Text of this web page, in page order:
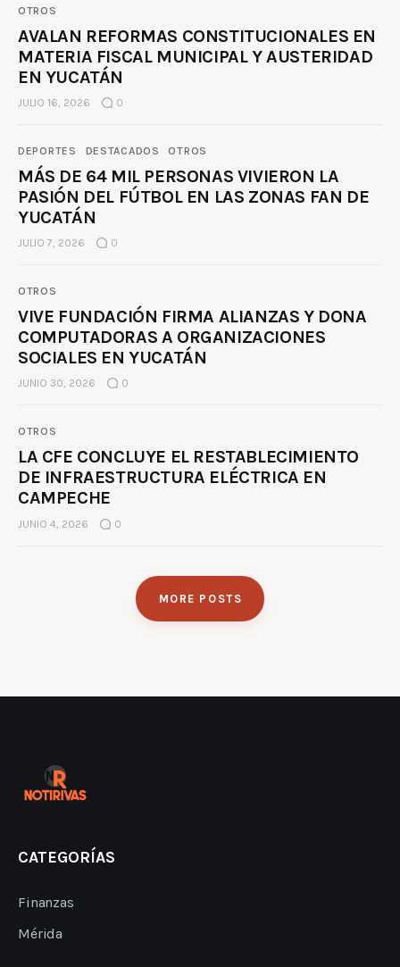
OTROS
AVALAN REFORMAS CONSTITUCIONALES EN
MATERIA FISCAL MUNICIPAL Y AUSTERIDAD
EN YUCATÁN
JULIO 16, 2026 0
DEPORTES DESTACADOS OTROS
MÁS DE 64 MIL PERSONAS VIVIERON LA
PASIÓN DEL FÚTBOL EN LAS ZONAS FAN DE
YUCATÁN
JULIO 7, 2026 0
OTROS
VIVE FUNDACIÓN FIRMA ALIANZAS Y DONA
COMPUTADORAS A ORGANIZACIONES
SOCIALES EN YUCATÁN
JUNIO 30, 2026 0
OTROS
LA CFE CONCLUYE EL RESTABLECIMIENTO
DE INFRAESTRUCTURA ELÉCTRICA EN
CAMPECHE
JUNIO 4, 2026 0
MORE POSTS
CATEGORÍAS
Finanzas
Mérida